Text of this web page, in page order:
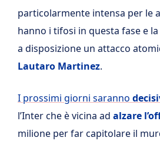
particolarmente intensa per le
hanno i tifosi in questa fase e
a disposizione un attacco
Lautaro Martinez.
I prossimi giorni saranno
l’Inter che è vicina ad alzare
milione per far capitolare il